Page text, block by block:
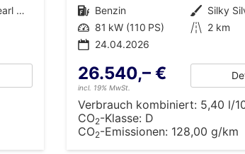
Cool White Pearl Metallic
Kraftstoff Benzin Außenfarbe Silky
Leistung 81 kW (110 PS) Kilometerstand 2 km
24.04.2026
26.540,– €
incl. 19% MwSt.
Verbrauch kombiniert: 5,40 l/
CO2-Klasse: D
CO2-Emissionen: 128,00 g/km